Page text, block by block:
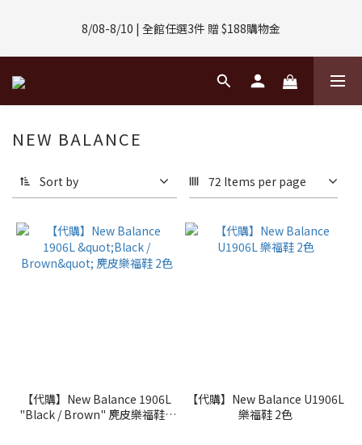
(數量有限售完不補)
8/08-8/10 | 全館任選3件 贈 $188購物金
8/01-8/31 | 任選2件CUBOX正價商品 贈【威靈頓 / 波士頓墨鏡】
NEW BALANCE
Sort by 72 Items per page
【代購】New Balance 1906L
"Black / Brown" 麂皮樂福鞋 2
【代購】New Balance U1906L
樂福鞋 2色